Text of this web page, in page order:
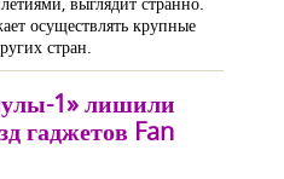
осуществлять крупные
стран.
1» лишили
гаджетов Fan